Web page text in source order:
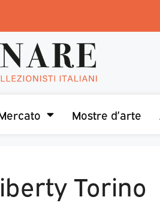
Mostre d’arte
Torino